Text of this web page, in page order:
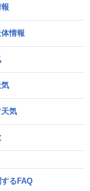
情報
気
るFAQ